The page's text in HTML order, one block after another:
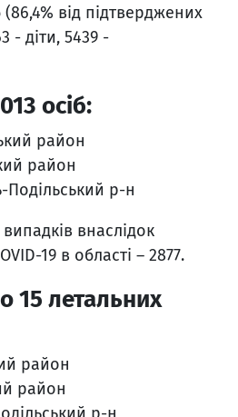
(86,4% від підтверджених
- діти, 5439 -
осіб:
район
район
Подільський р-н
випадків внаслідок
19 в області – 2877.
15 летальних
район
район